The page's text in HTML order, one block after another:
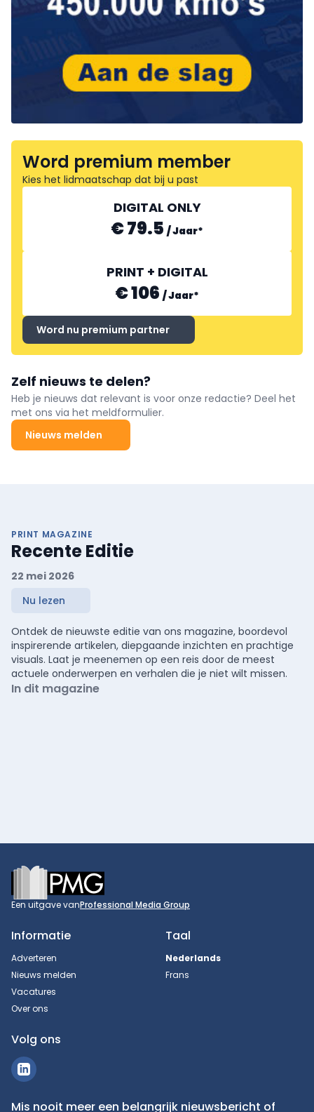
Word premium member
Kies het lidmaatschap dat bij u past
DIGITAL ONLY
€ 79.5 /Jaar*
PRINT + DIGITAL
€ 106 /Jaar*
Word nu premium partner
Zelf nieuws te delen?
Heb je nieuws dat relevant is voor onze redactie? Deel het
met ons via het meldformulier.
Nieuws melden
PRINT MAGAZINE
Recente Editie
22 mei 2026
Nu lezen
Ontdek de nieuwste editie van ons magazine, boordevol
inspirerende artikelen, diepgaande inzichten en prachtige
visuals. Laat je meenemen op een reis door de meest
actuele onderwerpen en verhalen die je niet wilt missen.
In dit magazine
Footer
Een uitgave vanProfessional Media Group
Informatie
Adverteren
Nieuws melden
Vacatures
Over ons
Taal
Nederlands
Frans
Volg ons
Mis nooit meer een belangrijk nieuwsbericht of